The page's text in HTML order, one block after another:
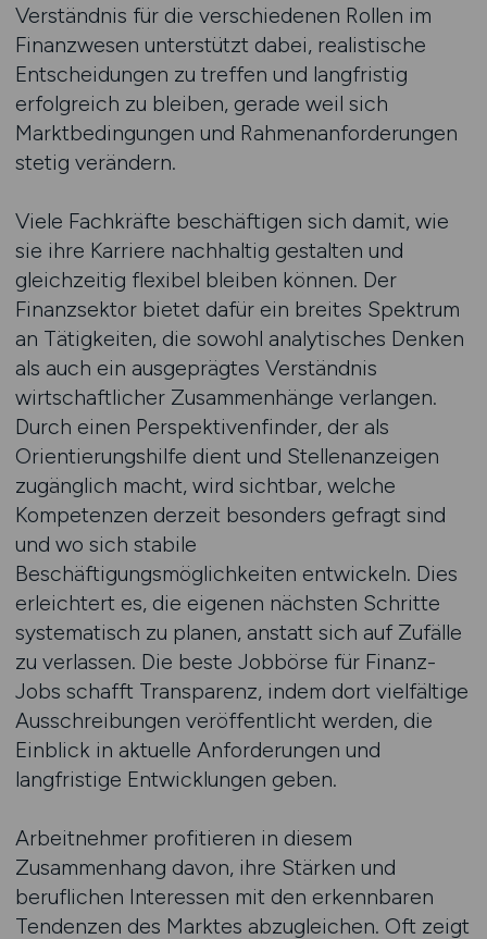
Verständnis für die verschiedenen Rollen im
Finanzwesen unterstützt dabei, realistische
Entscheidungen zu treffen und langfristig
erfolgreich zu bleiben, gerade weil sich
Marktbedingungen und Rahmenanforderungen
stetig verändern.
Viele Fachkräfte beschäftigen sich damit, wie
sie ihre Karriere nachhaltig gestalten und
gleichzeitig flexibel bleiben können. Der
Finanzsektor bietet dafür ein breites Spektrum
an Tätigkeiten, die sowohl analytisches Denken
als auch ein ausgeprägtes Verständnis
wirtschaftlicher Zusammenhänge verlangen.
Durch einen Perspektivenfinder, der als
Orientierungshilfe dient und Stellenanzeigen
zugänglich macht, wird sichtbar, welche
Kompetenzen derzeit besonders gefragt sind
und wo sich stabile
Beschäftigungsmöglichkeiten entwickeln. Dies
erleichtert es, die eigenen nächsten Schritte
systematisch zu planen, anstatt sich auf Zufälle
zu verlassen. Die beste Jobbörse für Finanz-
Jobs schafft Transparenz, indem dort vielfältige
Ausschreibungen veröffentlicht werden, die
Einblick in aktuelle Anforderungen und
langfristige Entwicklungen geben.
Arbeitnehmer profitieren in diesem
Zusammenhang davon, ihre Stärken und
beruflichen Interessen mit den erkennbaren
Tendenzen des Marktes abzugleichen. Oft zeigt